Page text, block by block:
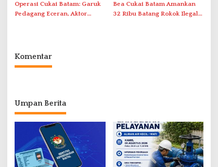
Operasi Cukai Batam: Garuk
Pedagang Eceran, Aktor
Bea Cukai Batam Amankan
32 Ribu Batang Rokok Ilegal
Komentar
Umpan Berita